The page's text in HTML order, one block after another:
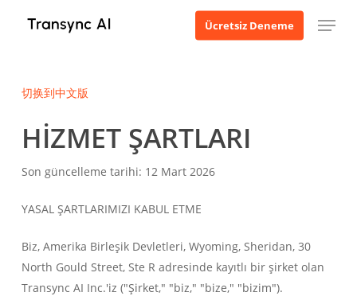
içeriğe
Ücretsiz Deneme Menü
切换到中文版
HİZMET ŞARTLARI
Son güncelleme tarihi: 12 Mart 2026
YASAL ŞARTLARIMIZI KABUL ETME
Biz, Amerika Birleşik Devletleri, Wyoming, Sheridan, 30
North Gould Street, Ste R adresinde kayıtlı bir şirket olan
Transync AI Inc.'iz ("Şirket," "biz," "bize," "bizim").